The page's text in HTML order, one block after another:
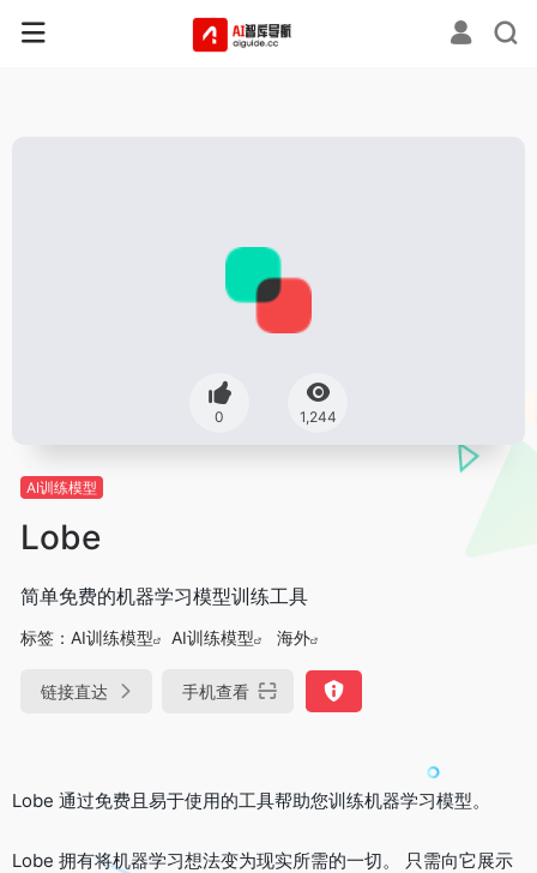
0 1,244
AI训练模型
Lobe
简单免费的机器学习模型训练工具
标签： AI训练模型 AI训练模型 海外
链接直达 手机查看
Lobe 通过免费且易于使用的工具帮助您训练机器学习模型。
Lobe 拥有将机器学习想法变为现实所需的一切。 只需向它展示